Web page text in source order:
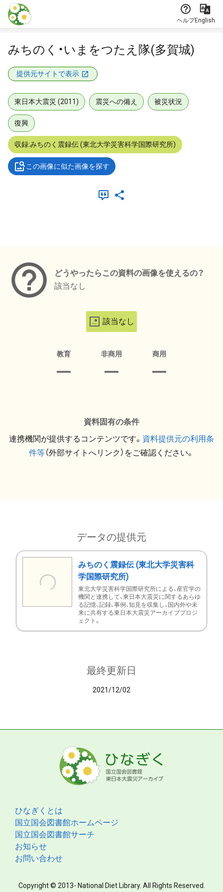
本文に飛ぶ
ヘルプEnglish
みちのく・いまをつたえ隊(多賀城)
提供元サイトで表示
東日本大震災 (2011) 震災への備え 被災状況
復興
収録:みちのく震録伝 (東北大学災害科学国際研究所)
この画像に似た画像を探す
どうやったらこの資料の画像を使えるの？
該当なし
該当なし
教育 非商用 商用
資料固有の条件
連携機関が提供するコンテンツです。 資料提供元の利用条
件等（外部サイトへリンク）をご確認ください。
データの提供元
みちのく震録伝 (東北大学災害科
学国際研究所)
東北大学災害科学国際研究所による、産官学の
機関と連携して、東日本大震災に関するあらゆ
る記憶、記録、事例、知見を収集し、国内外や未
来に共有する東日本大震災アーカイブプロジ
ェクト。
最終更新日
2021/12/02
ひなぎくとは
国立国会図書館ホームページ
国立国会図書館サーチ
お知らせ
お問い合わせ
Copyright © 2013- National Diet Library. All Rights Reserved.